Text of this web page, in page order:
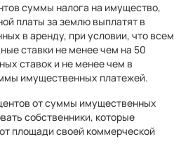
суммы налога на имущество,
платы за землю выплатят в
в аренду, при условии, что всем
ставки не менее чем на 50
ставок и не менее чем в
имущественных платежей.
от суммы имущественных
собственники, которые
площади своей коммерческой